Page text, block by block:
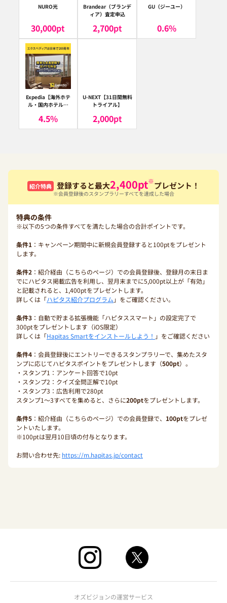
NURO光
30,000pt
Brandear（ブランデ
ィア）査定申込
2,700pt
GU（ジーユー）
0.6%
Expedia【海外ホテ
ル・国内ホテル予
ア）
4.5%
U-NEXT【31日間無料
トライアル】
2,000pt
紹介特典 登録すると最大2,400pt※プレゼント！
※会員登録後のスタンプラリーすべてを達成した場合
特典の条件
※以下の5つの条件すべてを満たした場合の合計ポイントです。
条件1 ：キャンペーン期間中に新規会員登録すると100ptをプレゼント
します。
条件2 ：紹介経由（こちらのページ）での会員登録後、登録月の末日ま
でにハピタス掲載広告を利用し、翌月末までに5,000pt以上が「有効」
と記載されると、1,400ptをプレゼントします。
詳しくは「ハピタス紹介プログラム 」をご確認ください。
条件3 ：自動で貯まる拡張機能「ハピタススマート」の設定完了で
300ptをプレゼントします（iOS限定）
詳しくは「Hapitas Smartをインストールしよう！ 」をご確認ください
条件4 ：会員登録後にエントリーできるスタンプラリーで、集めたスタ
ンプに応じてハピタスポイントをプレゼントします（500pt）。
・スタンプ1：アンケート回答で10pt
・スタンプ2：クイズ全問正解で10pt
・スタンプ3：広告利用で280pt
スタンプ1〜3すべてを集めると、さらに200ptをプレゼントします。
条件5 ：紹介経由（こちらのページ）での会員登録で、 100ptをプレゼ
ントいたします。
※100ptは翌月10日頃の付与となります。
お問い合わせ先: https://m.hapitas.jp/contact
オズビジョンの運営サービス